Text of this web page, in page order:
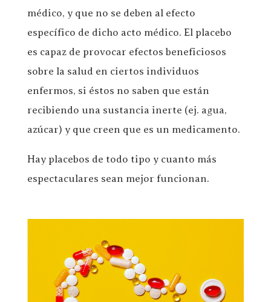
médico, y que no se deben al efecto
específico de dicho acto médico. El placebo
es capaz de provocar efectos beneficiosos
sobre la salud en ciertos individuos
enfermos, si éstos no saben que están
recibiendo una sustancia inerte (ej. agua,
azúcar) y que creen que es un medicamento.
Hay placebos de todo tipo y cuanto más
espectaculares sean mejor funcionan.